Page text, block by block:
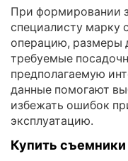
При формировании
специалисту марку
операцию, размеры
требуемые
предполагаемую
данные помогают
избежать ошибок
эксплуатацию.
Купить съемники